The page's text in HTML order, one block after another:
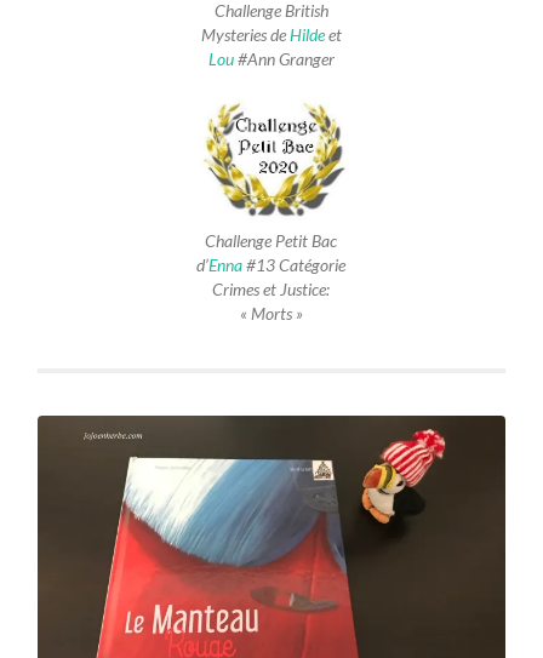
Challenge British
Mysteries deHildeet
Lou#Ann Granger
Challenge Petit Bac
d’Enna#13 Catégorie
Crimes et Justice:
« Morts »